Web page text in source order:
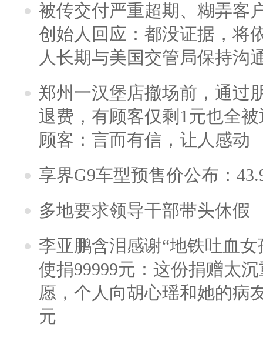
被传交付严重超期、糊弄客
创始人回应：都没证据，将
人长期与美国交管局保持沟
郑州一汉堡店撤场前，通过
退费，有顾客仅剩1元也全
顾客：言而有信，让人感动
享界G9车型预售价公布：
多地要求领导干部带头休假
李亚鹏含泪感谢“地铁吐血
使捐99999元：这份捐赠太
愿，个人向胡心瑶和她的病
元